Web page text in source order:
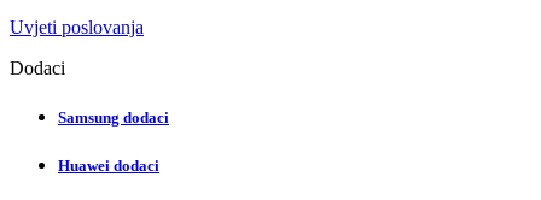
Uvjeti poslovanja
Dodaci
Samsung dodaci
Huawei dodaci